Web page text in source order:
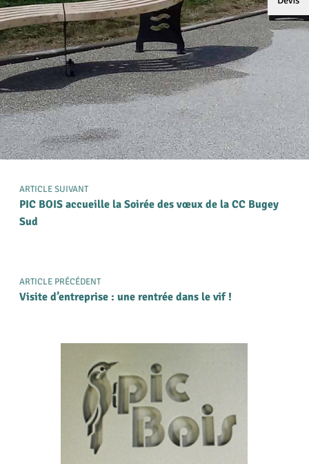
ARTICLE SUIVANT
PIC BOIS accueille la Soirée des vœux de la CC Bugey
Sud
ARTICLE PRÉCÉDENT
Visite d’entreprise : une rentrée dans le vif !